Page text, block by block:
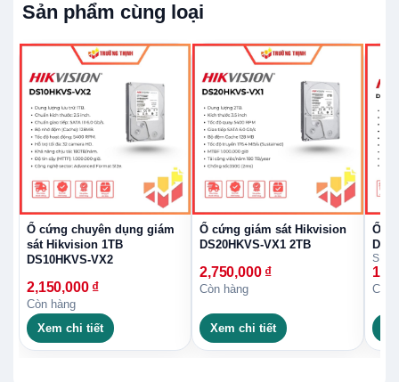
Sản phẩm cùng loại
Ổ cứng chuyên dụng giám
sát Hikvision 1TB
DS10HKVS-VX2
2,150,000 ₫
Còn hàng
Xem chi tiết
Ổ cứng giám sát Hikvision
DS20HKVS-VX1 2TB
2,750,000 ₫
Còn hàng
Xem chi tiết
Ổ
Còn